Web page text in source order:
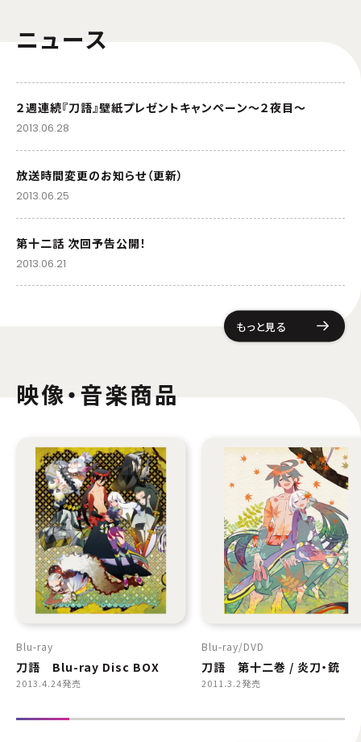
ニュース
２週連続『刀語』壁紙プレゼントキャンペーン～２夜目～
2013.06.28
放送時間変更のお知らせ（更新）
2013.06.25
第十二話 次回予告公開！
2013.06.21
もっと見る
映像・音楽商品
Blu-ray
刀語 Blu-ray Disc BOX
2013.4.24発売
Blu-ray DVD
刀語 第十二巻 / 炎刀・銃
2011.3.2発売